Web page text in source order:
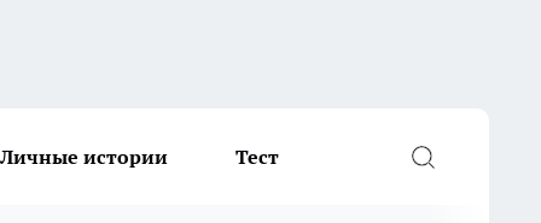
Личные истории Тест